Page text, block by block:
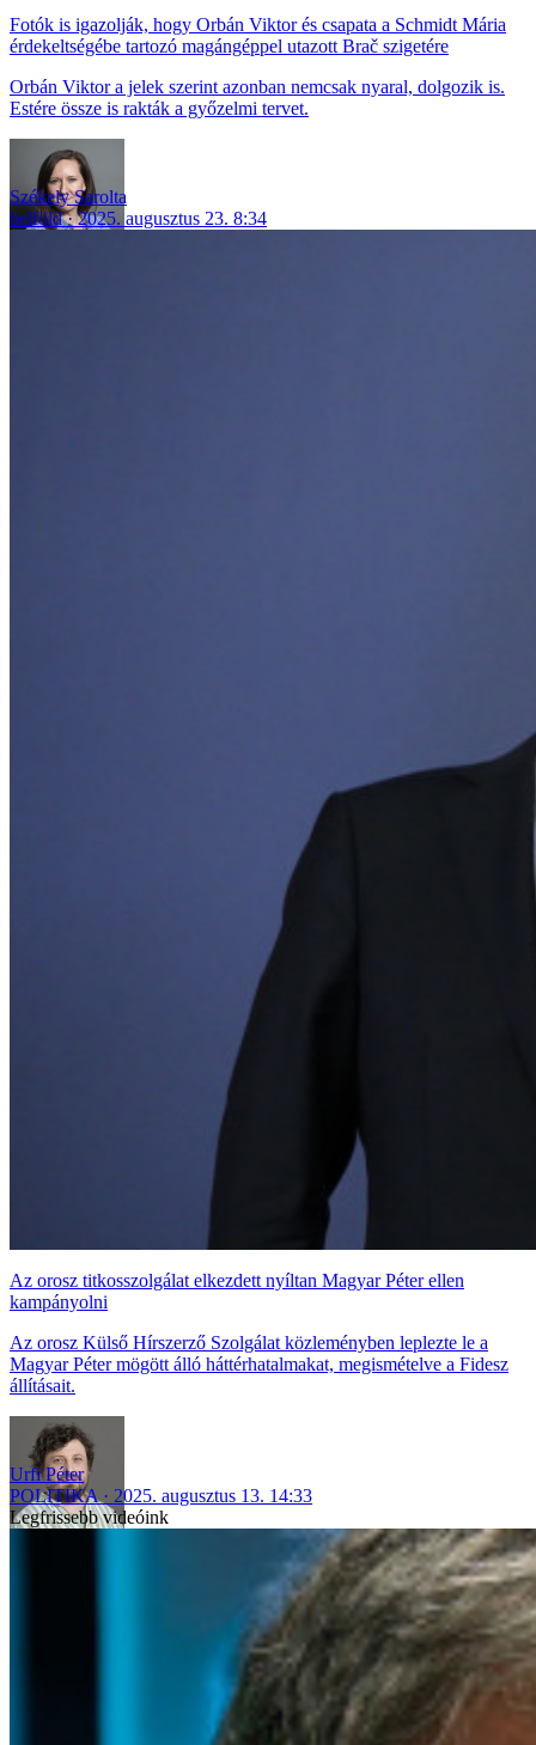
Fotók is igazolják, hogy Orbán Viktor és csapata a Schmidt Mária
érdekeltségébe tartozó magángéppel utazott Brač szigetére
Orbán Viktor a jelek szerint azonban nemcsak nyaral, dolgozik is.
Estére össze is rakták a győzelmi tervet.
Székely Sarolta
belföld
2025. augusztus 23. 8:34
Az orosz titkosszolgálat elkezdett nyíltan Magyar Péter ellen
kampányolni
Az orosz Külső Hírszerző Szolgálat közleményben leplezte le a
Magyar Péter mögött álló háttérhatalmakat, megismételve a Fidesz
állításait.
Urfi Péter
POLITIKA
2025. augusztus 13. 14:33
Legfrissebb videóink